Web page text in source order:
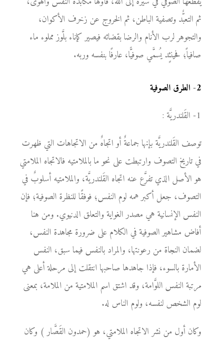
ثم التعبٌّد وتصفية الباطن، ثم الخروج عن زخرف الأكوان،
والتجوهر لرب الأنام والرضا بقضائه فيصير كإناء بلَّوز مملوء ماء
صافياً؛ فحينئٍد يُسمَّي صوفيًّا، عارفًا بنفسه وربه.
2
- الطرق الصوفية
1- القَلندريَّة :
توصف القَلندريَّة بإنها جماعةٌ أو اتجاهٌ من الاتجاهات التي ظهرت
في تاريخ التصوف وارتبطت على نحو ما بالملامتيه فالاتجاه الملامتي
هو الأصل الذي تفرَّع عنه اتجاه القَلندريَّة، والملامتيه أسلوبٌ في
التصوف، جعل أكبر همه لوم النفس؛ فوفقًا للنظرة الصوفية؛ فإن
النفس الإنسانية هي مصدر الغواية والتعلق الدنيوي. ومن هنا
أفاض مشاهير الصوفية في الكلام على ضرورة مجاهدة النفس،
لضمان النجاة من رعونتها، والمراد بالنفس فيما سبق، النفس
الأمارة بالسوء، فإذا جاهدها صاحبها انتقلت إلى مرحلة أعلى هي
مرتبة النفس اللوَّامة، وقد اشتق اسم الملامتية من الملامة، بمعنى
لوم الشخص لنفسه، ولوم الناس له.
وكان أول من نشر الاتجاه الملامتي، هو (حمدون القَصَّار ) وكان